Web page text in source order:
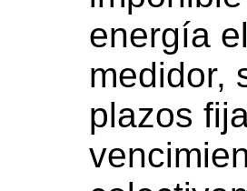
energía
medidor,
plazos